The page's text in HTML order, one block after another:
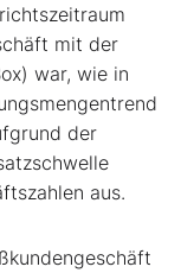
mit der
war, wie in
der
aus.